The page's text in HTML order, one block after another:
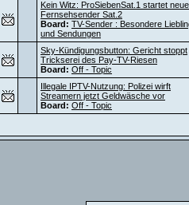
Kein Witz: ProSiebenSat.1 startet
Fernsehsender Sat.2
Board: TV-Sender : Besondere
und Sendungen
Sky-Kündigungsbutton: Gericht stoppt
Trickserei des Pay-TV-Riesen
Board: Off - Topic
Illegale IPTV-Nutzung: Polizei wirft
Streamern jetzt Geldwäsche vor
Board: Off - Topic